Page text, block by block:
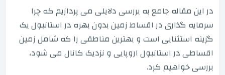
در این مقاله جامع به بررسی دلایلی می پردازیم که چرا
سرمایه گذاری در اقساط زمین بدون بهره در استانبول یک
گزینه استثنایی است و بهترین مناطقی را که شامل زمین
اقساطی در استانبول اروپایی و نزدیک کانال می شود،
بررسی خواهیم کرد.